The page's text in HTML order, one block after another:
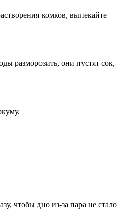
комков, выпекайте
разморозить, они пустят сок,
чтобы дно из-за пара не стало